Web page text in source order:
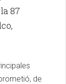
87
de